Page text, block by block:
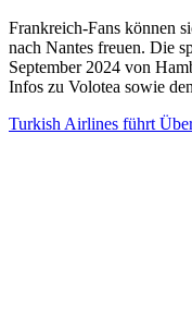
Frankreich-Fans können
nach Nantes freuen. Die
September 2024 von
Infos zu Volotea sowie
Turkish Airlines führt